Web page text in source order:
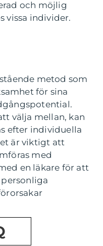
och möjlig
vissa individer.
metod som
för sina
välja mellan, kan
efter individuella
är viktigt att
med
en läkare för att